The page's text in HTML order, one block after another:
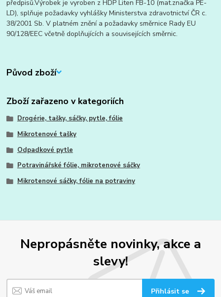
předpisů.Výrobek je vyroben z HDP Liten FB-10 (mat.značka PE-
LD), splňuje požadavky vyhlášky Ministerstva zdravotnictví ČR c.
38/2001 Sb. V platném znění a požadavky směrnice Rady EU
90/128/EEC včetně doplňujících a souvisejících směrnic.
Původ zboží
Zboží zařazeno v kategoriích
Drogérie, tašky, sáčky, pytle, fólie
Mikrotenové tašky
Odpadkové pytle
Potravinářské fólie, mikrotenové sáčky
Mikrotenové sáčky, fólie na potraviny
Nepropásněte novinky, akce a
slevy!
Přihlásit se